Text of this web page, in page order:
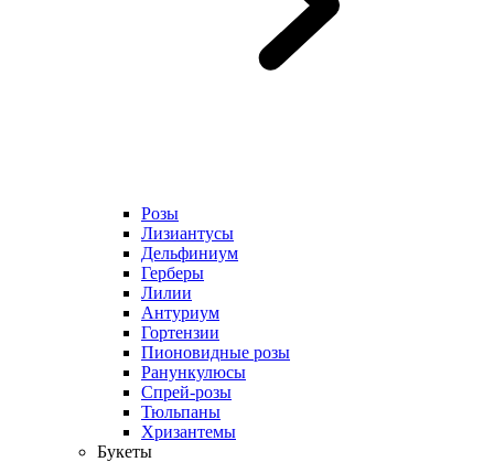
Розы
Лизиантусы
Дельфиниум
Герберы
Лилии
Антуриум
Гортензии
Пионовидные розы
Ранункулюсы
Спрей-розы
Тюльпаны
Хризантемы
Букеты